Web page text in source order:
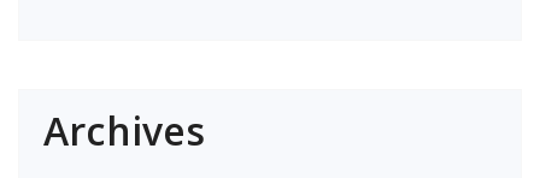
Archives